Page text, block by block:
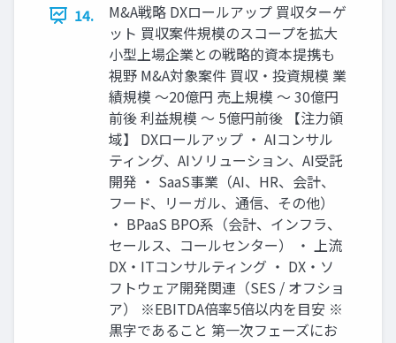
14.
M&A戦略 DXロールアップ 買収ターゲ
ット 買収案件規模のスコープを拡大
小型上場企業との戦略的資本提携も
視野 M&A対象案件 買収・投資規模 業
績規模 〜20億円 売上規模 〜 30億円
前後 利益規模 〜 5億円前後 【注力領
域】 DXロールアップ ・ AIコンサル
ティング、AIソリューション、AI受託
開発 ・ SaaS事業（AI、HR、会計、
フード、リーガル、通信、その他）
・ BPaaS BPO系（会計、インフラ、
セールス、コールセンター） ・ 上流
DX・ITコンサルティング ・ DX・ソ
フトウェア開発関連（SES / オフショ
ア） ※EBITDA倍率5倍以内を目安 ※
黒字であること 第一次フェーズにお